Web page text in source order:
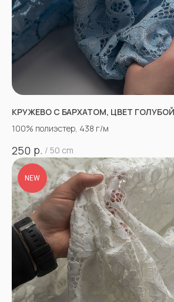
КРУЖЕВО С БАРХАТОМ, ЦВЕТ ГОЛУБОЙ
100% полиэстер, 438 г/м
250 р. / 50 cm
NEW